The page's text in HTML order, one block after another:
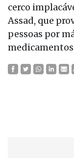
cerco
Assad, que
pessoas por